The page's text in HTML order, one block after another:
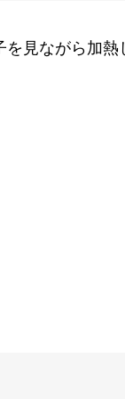
見ながら加熱